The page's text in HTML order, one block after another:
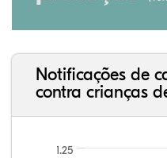
Notificações de
contra crianças
1.25